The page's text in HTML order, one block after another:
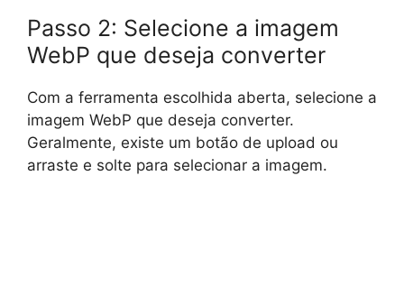
Passo 2: Selecione a imagem
WebP que deseja converter
Com a ferramenta escolhida aberta, selecione a
imagem WebP que deseja converter.
Geralmente, existe um botão de upload ou
arraste e solte para selecionar a imagem.